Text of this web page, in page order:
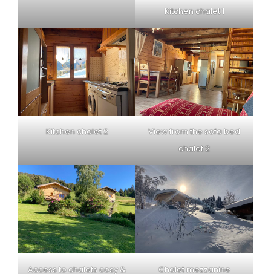
Kitchen chalet 1
Kitchen chalet 2
View from the sofa bed
chalet 2
Access to chalets cosy & Chalet mezzanine